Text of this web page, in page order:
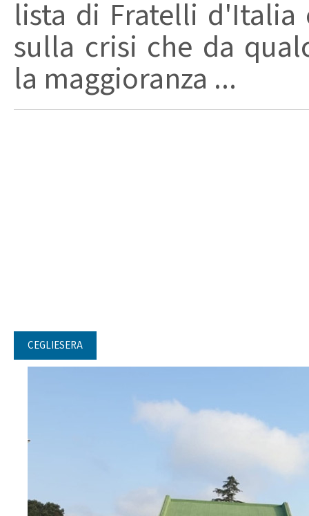
lista di Fratelli
sulla crisi che da
la maggioranza ...
CEGLIESERA